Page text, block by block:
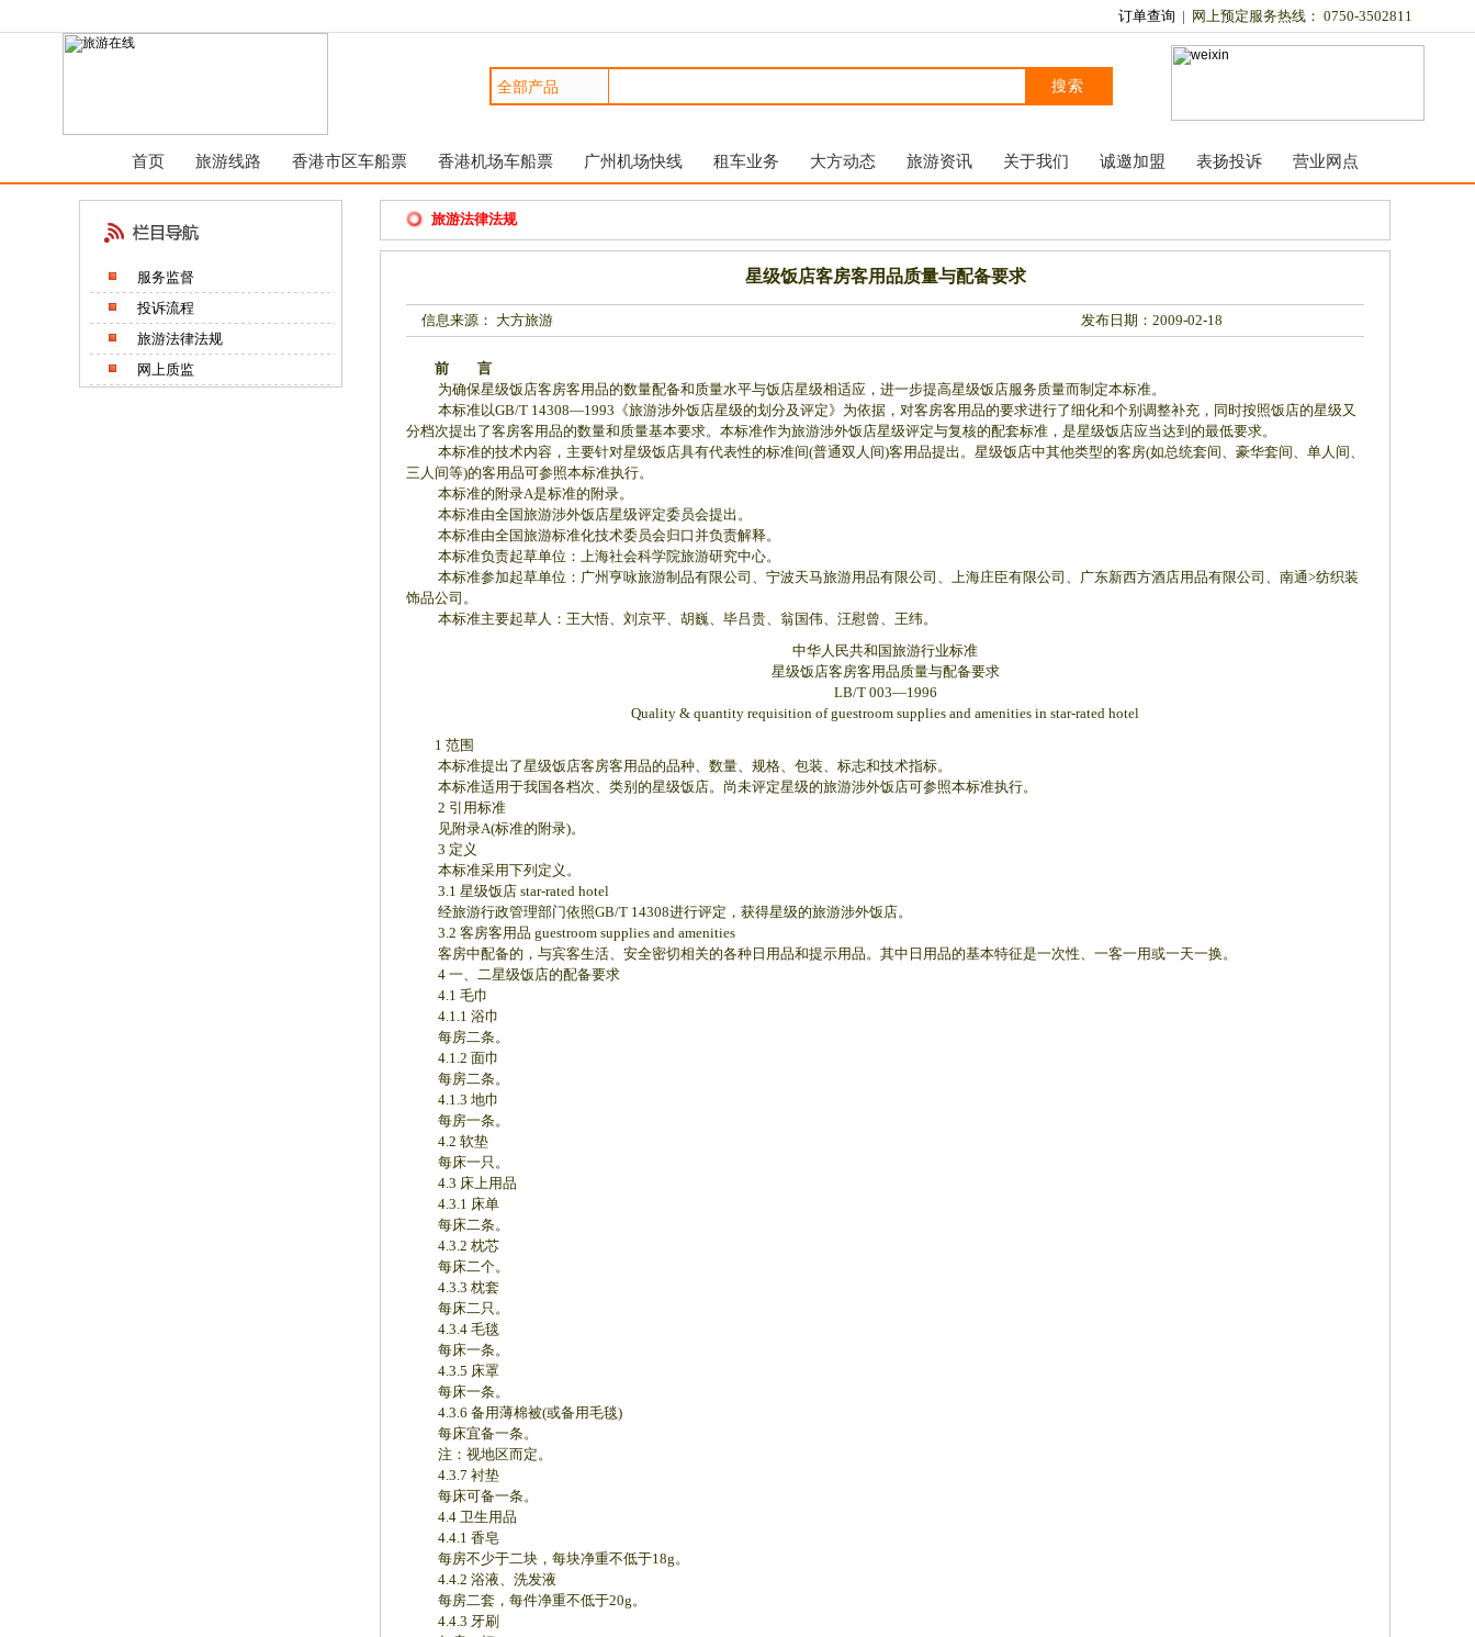
订单查询 | 网上预定服务热线： 0750-3502811
搜索
首页 旅游线路 香港市区车船票 香港机场车船票 广州机场快线 租车业务 大方动态 旅游资讯 关于我们 诚邀加盟 表扬投诉 营业网点
服务监督
投诉流程
旅游法律法规
网上质监
旅游法律法规
星级饭店客房客用品质量与配备要求
信息来源： 大方旅游 发布日期：2009-02-18
前 言
为确保星级饭店客房客用品的数量配备和质量水平与饭店星级相适应，进一步提高星级饭店服务质量而制定本标准。
本标准以GB/T 14308—1993《旅游涉外饭店星级的划分及评定》为依据，对客房客用品的要求进行了细化和个别调整补充，同时按照饭店的星级又
分档次提出了客房客用品的数量和质量基本要求。本标准作为旅游涉外饭店星级评定与复核的配套标准，是星级饭店应当达到的最低要求。
本标准的技术内容，主要针对星级饭店具有代表性的标准间(普通双人间)客用品提出。星级饭店中其他类型的客房(如总统套间、豪华套间、单人间、
三人间等)的客用品可参照本标准执行。
本标准的附录A是标准的附录。
本标准由全国旅游涉外饭店星级评定委员会提出。
本标准由全国旅游标准化技术委员会归口并负责解释。
本标准负责起草单位：上海社会科学院旅游研究中心。
本标准参加起草单位：广州亨咏旅游制品有限公司、宁波天马旅游用品有限公司、上海庄臣有限公司、广东新西方酒店用品有限公司、南通>纺织装
饰品公司。
本标准主要起草人：王大悟、刘京平、胡巍、毕吕贵、翁国伟、汪慰曾、王纬。
中华人民共和国旅游行业标准
星级饭店客房客用品质量与配备要求
LB/T 003—1996
Quality & quantity requisition of guestroom supplies and amenities in star-rated hotel
1 范围
本标准提出了星级饭店客房客用品的品种、数量、规格、包装、标志和技术指标。
本标准适用于我国各档次、类别的星级饭店。尚未评定星级的旅游涉外饭店可参照本标准执行。
2 引用标准
见附录A(标准的附录)。
3 定义
本标准采用下列定义。
3.1 星级饭店 star-rated hotel
经旅游行政管理部门依照GB/T 14308进行评定，获得星级的旅游涉外饭店。
3.2 客房客用品 guestroom supplies and amenities
客房中配备的，与宾客生活、安全密切相关的各种日用品和提示用品。其中日用品的基本特征是一次性、一客一用或一天一换。
4 一、二星级饭店的配备要求
4.1 毛巾
4.1.1 浴巾
每房二条。
4.1.2 面巾
每房二条。
4.1.3 地巾
每房一条。
4.2 软垫
每床一只。
4.3 床上用品
4.3.1 床单
每床二条。
4.3.2 枕芯
每床二个。
4.3.3 枕套
每床二只。
4.3.4 毛毯
每床一条。
4.3.5 床罩
每床一条。
4.3.6 备用薄棉被(或备用毛毯)
每床宜备一条。
注：视地区而定。
4.3.7 衬垫
每床可备一条。
4.4 卫生用品
4.4.1 香皂
每房不少于二块，每块净重不低于18g。
4.4.2 浴液、洗发液
每房二套，每件净重不低于20g。
4.4.3 牙刷